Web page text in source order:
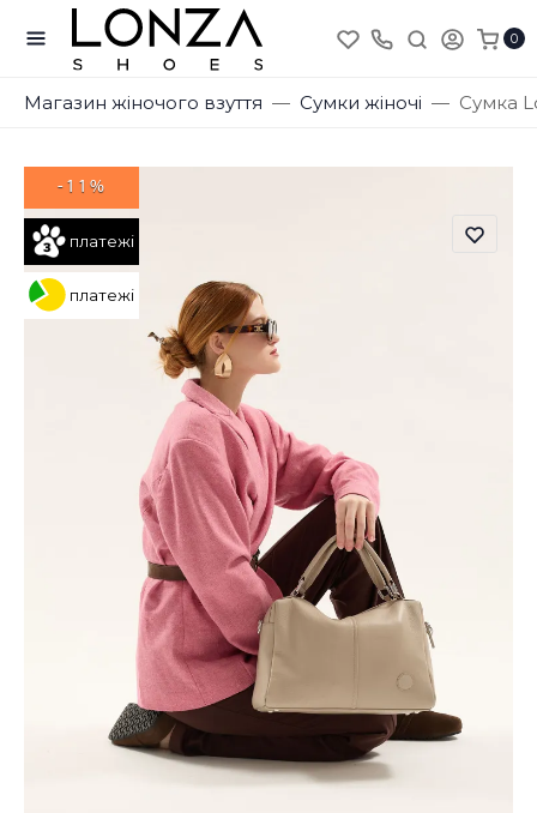
0
Магазин жіночого взуття Сумки жіночі Сумка
платежі
платежі
-11%